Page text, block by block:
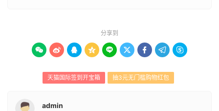
分享到
        
天猫国际签到开宝箱 抽3元无门槛购物红包
admin